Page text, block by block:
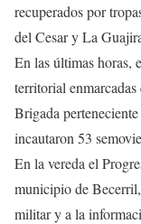
recuperados por
del Cesar y La
En las últimas horas,
territorial
Brigada
incautaron 53
En la vereda el
municipio de
militar y a la